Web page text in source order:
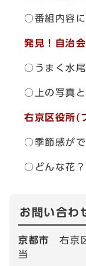
○番組内容に
発見！自治
○うまく水尾
○上の写真と
右京区役所(
○季節感がで
○どんな花？
お問い合わ
京都市右京
当